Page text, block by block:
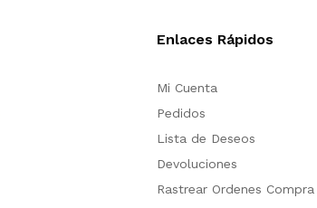
Enlaces Rápidos
Mi Cuenta
Pedidos
Lista de Deseos
Devoluciones
Rastrear Ordenes Compra